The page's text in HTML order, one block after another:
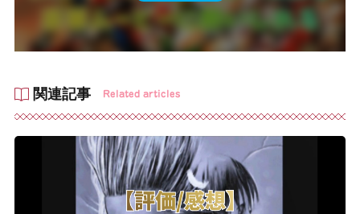
関連記事 Related articles